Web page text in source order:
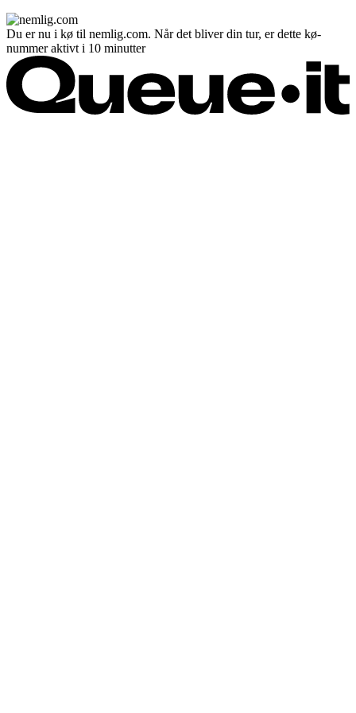
Du er nu i kø til nemlig.com. Når det bliver din tur, er dette kø-
nummer aktivt i 10 minutter